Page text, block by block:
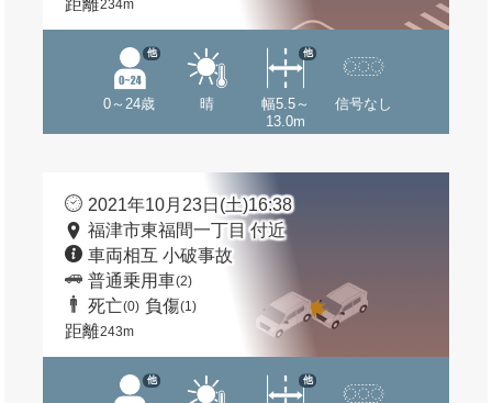
距離234m
0～24歳
他
晴
幅5.5～
13.0m
他
信号なし
2021年10月23日(土)16:38
福津市東福間一丁目 付近
車両相互 小破事故
普通乗用車(2)
死亡(0) 負傷(1)
距離243m
他 他